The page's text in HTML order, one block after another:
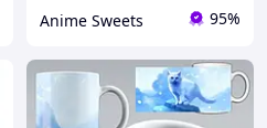
Anime Sweets 95%